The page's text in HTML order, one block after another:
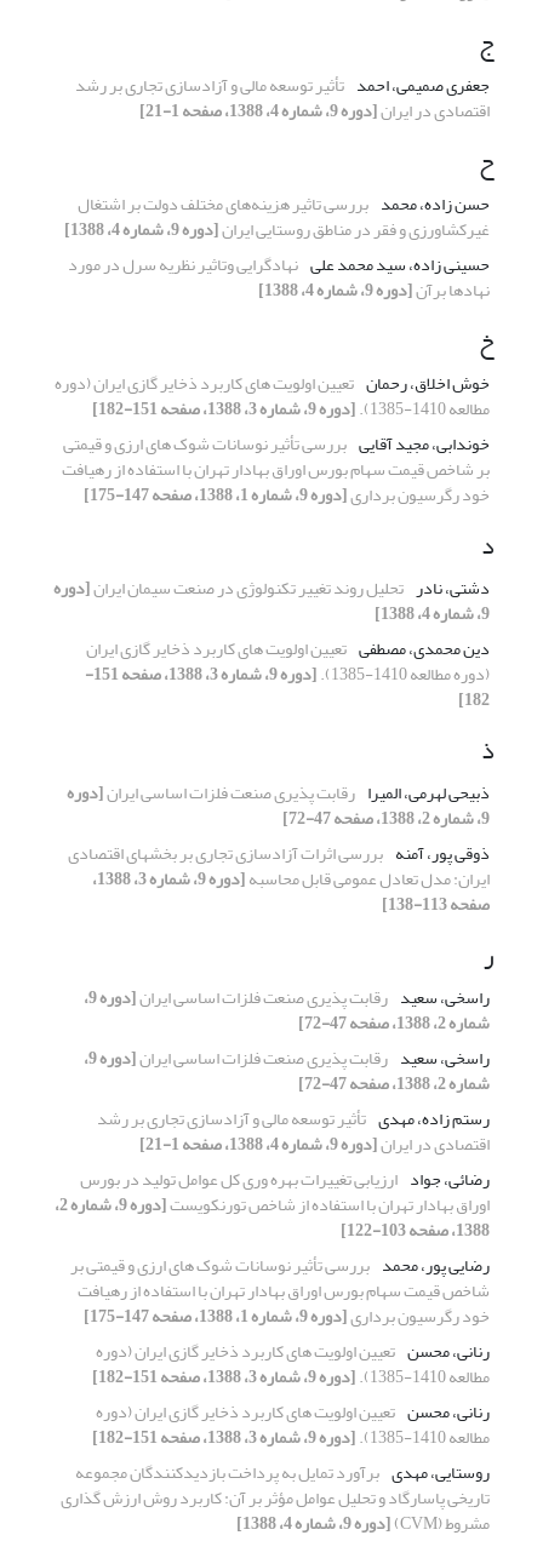
ج
جعفری صمیمی، احمد تأثیر توسعه مالی و آزادسازی تجاری بر رشد
اقتصادی در ایران[دوره 9، شماره 4، 1388، صفحه 1-21]
ح
حسن زاده، محمد بررسی تاثیر هزینه‌های مختلف دولت بر اشتغال
غیر‌کشاورزی و فقر در مناطق روستایی ایران[دوره 9، شماره 4، 1388]
حسینی زاده، سید محمد علی نهادگرایی وتاثیر نظریه سرل در مورد
نهادها برآن[دوره 9، شماره 4، 1388]
خ
خوش اخلاق، رحمان تعیین اولویت های کاربرد ذخایر گازی ایران (دوره
مطالعه 1410-1385).
[دوره 9، شماره 3، 1388، صفحه 151-182]
خوندابی، مجید آقایی بررسی تأثیر نوسانات شوک های ارزی و قیمتی
بر شاخص قیمت سهام بورس اوراق بهادار تهران با استفاده از رهیافت
خود رگرسیون برداری[دوره 9، شماره 1، 1388، صفحه 147-175]
د
دشتی، نادر تحلیل روند تغییر تکنولوژی در صنعت سیمان ایران[دوره
9، شماره 4، 1388]
دین محمدی، مصطفی تعیین اولویت های کاربرد ذخایر گازی ایران
(دوره مطالعه 1410-1385). [دوره 9، شماره 3، 1388، صفحه 151-
182]
ذ
ذبیحی لهرمی، المیرا رقابت پذیری صنعت فلزات اساسی ایران[دوره
9، شماره 2، 1388، صفحه 47-72]
ذوقی پور، آمنه بررسی اثرات آزادسازی تجاری بر بخشهای اقتصادی
ایران: مدل تعادل عمومی قابل محاسبه [دوره 9، شماره 3، 1388،
صفحه 113-138]
ر
راسخی، سعید رقابت پذیری صنعت فلزات اساسی ایران [دوره 9،
شماره 2، 1388، صفحه 47-72]
راسخی، سعید رقابت پذیری صنعت فلزات اساسی ایران [دوره 9،
شماره 2، 1388، صفحه 47-72]
رستم زاده، مهدی تأثیر توسعه مالی و آزادسازی تجاری بر رشد
اقتصادی در ایران[دوره 9، شماره 4، 1388، صفحه 1-21]
رضائی، جواد ارزیابی تغییرات بهره وری کل عوامل تولید در بورس
اوراق بهادار تهران با استفاده از شاخص تورنکویست [دوره 9، شماره 2،
1388، صفحه 103-122]
رضایی پور، محمد بررسی تأثیر نوسانات شوک های ارزی و قیمتی بر
شاخص قیمت سهام بورس اوراق بهادار تهران با استفاده از رهیافت
خود رگرسیون برداری[دوره 9، شماره 1، 1388، صفحه 147-175]
رنانی، محسن تعیین اولویت های کاربرد ذخایر گازی ایران (دوره
مطالعه 1410-1385).
[دوره 9، شماره 3، 1388، صفحه 151-182]
رنانی، محسن تعیین اولویت های کاربرد ذخایر گازی ایران (دوره
مطالعه 1410-1385).
[دوره 9، شماره 3، 1388، صفحه 151-182]
روستایی، مهدی برآورد تمایل به پرداخت بازدیدکنندگان مجموعه
تاریخی پاسارگاد و تحلیل عوامل مؤثر بر آن: کاربرد روش ارزش گذاری
مشروط (CVM) [دوره 9، شماره 4، 1388]